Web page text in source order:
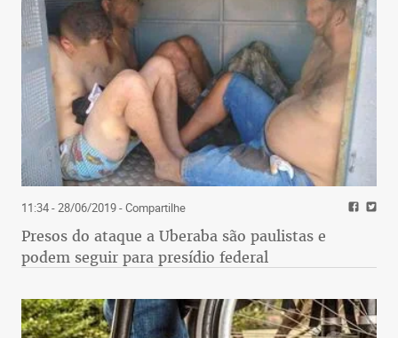
11:34 - 28/06/2019- Compartilhe
Presos do ataque a Uberaba são paulistas e
podem seguir para presídio federal